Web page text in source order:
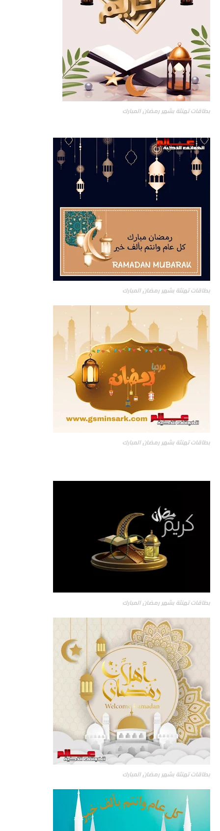
بطاقات تهنئة بشهر رمضان المبارك
بطاقات تهنئة بشهر رمضان المبارك
بطاقات تهنئة بشهر رمضان المبارك
بطاقات تهنئة بشهر رمضان المبارك
بطاقات تهنئة بشهر رمضان المبارك